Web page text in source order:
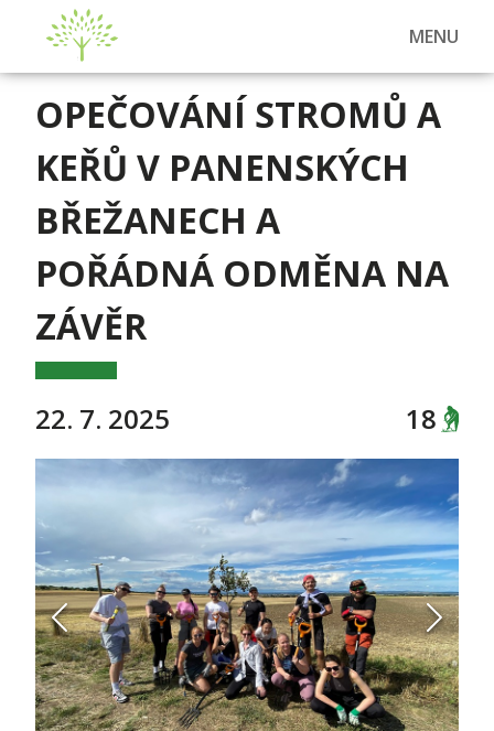
MENU
OPEČOVÁNÍ STROMŮ A
KEŘŮ V PANENSKÝCH
BŘEŽANECH A
POŘÁDNÁ ODMĚNA NA
ZÁVĚR
22. 7. 2025 18